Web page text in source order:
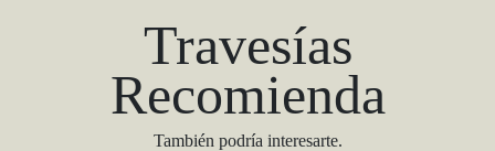
Travesías
Recomienda
También podría interesarte.